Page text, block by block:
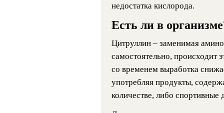
недостатка кислорода.
Есть ли в
Цитруллин – заменимая
самостоятельно, происходит
со временем выработка
употребляя продукты,
количестве, либо